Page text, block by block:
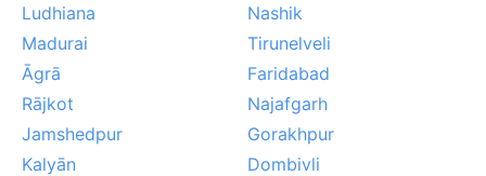
Ludhiana
Nashik
Madurai
Tirunelveli
Āgrā
Faridabad
Rājkot
Najafgarh
Jamshedpur
Gorakhpur
Kalyān
Dombivli